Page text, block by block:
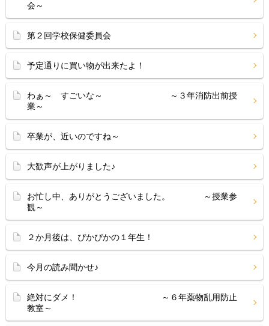
会～
第２回学校保健委員会
予定通りに買い物が出来たよ！
わぁ～ すごいな～ ～３年消防出前授
業～
卒業が、近いのですね～
大歓声が上がりました♪
お忙し中、ありがとうございました。 ～授業参
観～
２か月後は、ぴかぴかの１年生！
今月の読み聞かせ♪
絶対にダメ！ ～６年薬物乱用防止
教室～